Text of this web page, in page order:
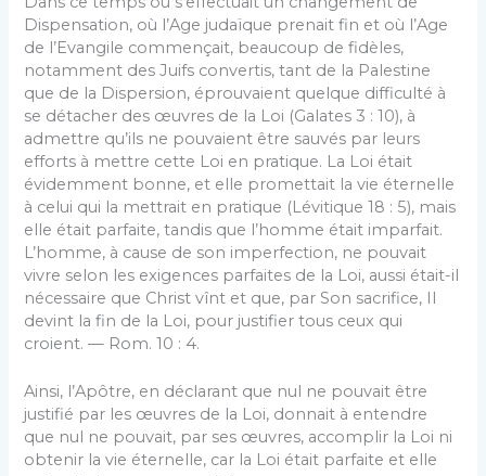
Dispensation, où l’Age judaïque prenait fin et où l’Age
de l’Evangile commençait, beaucoup de fidèles,
notamment des Juifs convertis, tant de la Palestine
que de la Dispersion, éprouvaient quelque difficulté à
se détacher des œuvres de la Loi (Galates 3 : 10), à
admettre qu’ils ne pouvaient être sauvés par leurs
efforts à mettre cette Loi en pratique. La Loi était
évidemment bonne, et elle promettait la vie éternelle
à celui qui la mettrait en pratique (Lévitique 18 : 5), mais
elle était parfaite, tandis que l’homme était imparfait.
L’homme, à cause de son imperfection, ne pouvait
vivre selon les exigences parfaites de la Loi, aussi était-il
nécessaire que Christ vînt et que, par Son sacrifice, Il
devint la fin de la Loi, pour justifier tous ceux qui
croient. — Rom. 10 : 4.
Ainsi, l’Apôtre, en déclarant que nul ne pouvait être
justifié par les œuvres de la Loi, donnait à entendre
que nul ne pouvait, par ses œuvres, accomplir la Loi ni
obtenir la vie éternelle, car la Loi était parfaite et elle